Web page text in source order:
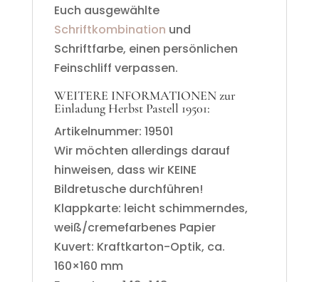
Euch ausgewählte
Schriftkombination und
Schriftfarbe, einen persönlichen
Feinschliff verpassen.
WEITERE INFORMATIONEN zur
Einladung Herbst Pastell 19501:
Artikelnummer: 19501
Wir möchten allerdings darauf
hinweisen, dass wir KEINE
Bildretusche durchführen!
Klappkarte: leicht schimmerndes,
weiß/cremefarbenes Papier
Kuvert: Kraftkarton-Optik, ca.
160×160 mm